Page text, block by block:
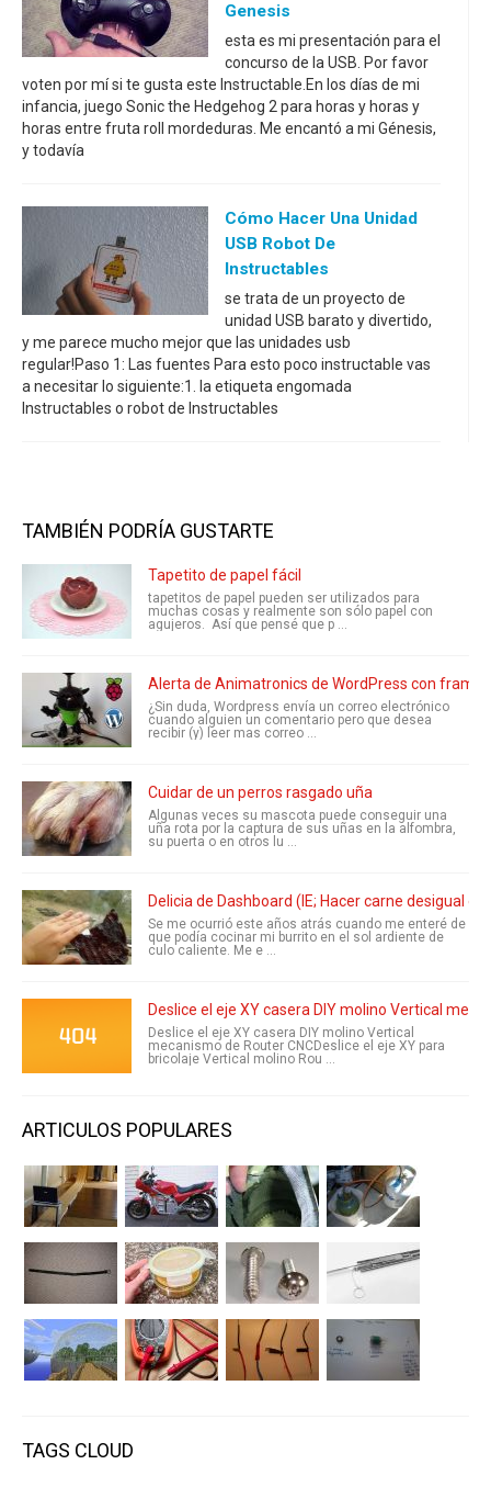
Genesis
esta es mi presentación para el
concurso de la USB. Por favor
voten por mí si te gusta este Instructable.En los días de mi
infancia, juego Sonic the Hedgehog 2 para horas y horas y
horas entre fruta roll mordeduras. Me encantó a mi Génesis,
y todavía
Cómo Hacer Una Unidad
USB Robot De
Instructables
se trata de un proyecto de
unidad USB barato y divertido,
y me parece mucho mejor que las unidades usb
regular!Paso 1: Las fuentes Para esto poco instructable vas
a necesitar lo siguiente:1. la etiqueta engomada
Instructables o robot de Instructables
TAMBIÉN PODRÍA GUSTARTE
Tapetito de papel fácil
tapetitos de papel pueden ser utilizados para
muchas cosas y realmente son sólo papel con
agujeros. Así que pensé que p ...
Alerta de Animatronics de WordPress con
¿Sin duda, Wordpress envía un correo electrónico
cuando alguien un comentario pero que desea
recibir (y) leer mas correo ...
Cuidar de un perros rasgado uña
Algunas veces su mascota puede conseguir una
uña rota por la captura de sus uñas en la alfombra,
su puerta o en otros lu ...
Delicia de Dashboard (IE; Hacer carne desigual en
Se me ocurrió este años atrás cuando me enteré de
que podía cocinar mi burrito en el sol ardiente de
culo caliente. Me e ...
Deslice el eje XY casera DIY molino Vertical
Deslice el eje XY casera DIY molino Vertical
mecanismo de Router CNCDeslice el eje XY para
bricolaje Vertical molino Rou ...
ARTICULOS POPULARES
TAGS CLOUD